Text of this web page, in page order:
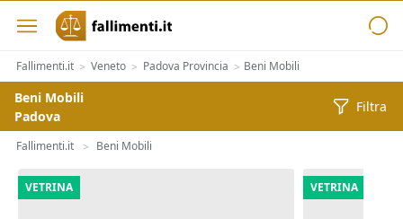
Fallimenti.it > Veneto > Padova Provincia > Beni Mobili
Beni Mobili
Padova
Filtra
Fallimenti.it > Beni Mobili
VETRINA VETRINA